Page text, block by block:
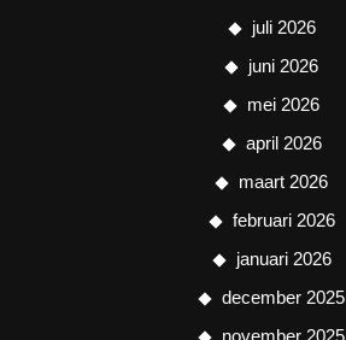
juli 2026
juni 2026
mei 2026
april 2026
maart 2026
februari 2026
januari 2026
december 2025
november 2025